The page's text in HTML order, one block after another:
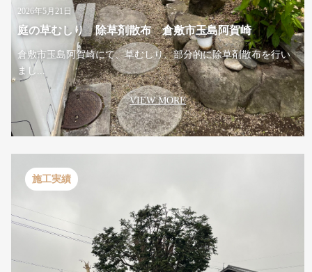
2026年5月21日
庭の草むしり 除草剤散布 倉敷市玉島阿賀崎
倉敷市玉島阿賀崎にて、草むしり、部分的に除草剤散布を行い
まし...
VIEW MORE
施工実績